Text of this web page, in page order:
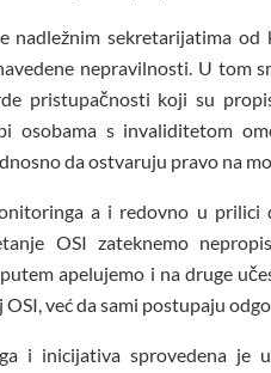
nadležnim sekretarijatima
nepravilnosti. U tom
pristupačnosti koji su
osobama s invaliditetom
da ostvaruju pravo na
a i redovno u prilici
OSI zateknemo
apelujemo i na druge
već da sami postupaju
i inicijativa sprovedena je